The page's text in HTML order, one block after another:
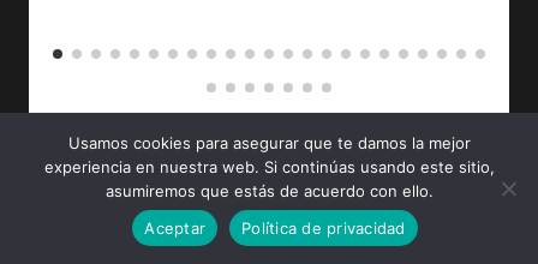
ULTIMAS SERIES
EL CHACAL Temporada 1 [2024] (The Day of the Jackal)
[HD 720p, Latino]
Usamos cookies para asegurar que te damos la mejor
experiencia en nuestra web. Si continúas usando este sitio,
asumiremos que estás de acuerdo con ello.
Aceptar
Política de privacidad